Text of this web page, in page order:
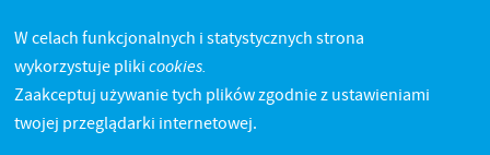
W celach funkcjonalnych i statystycznych strona
wykorzystuje pliki cookies.
Zaakceptuj używanie tych plików zgodnie z ustawieniami
twojej przeglądarki internetowej.